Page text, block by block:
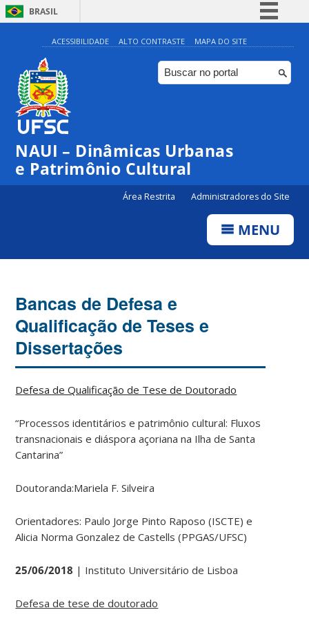
BRASIL
Simplifique!
Comunica BR
Participe
Canais
ACESSIBILIDADE ALTO CONTRASTE MAPA DO SITE
NAUI – Dinâmicas Urbanas
e Patrimônio Cultural
Área Restrita Administradores do Site
MENU
Bancas de Defesa e
Qualificação de Teses e
Dissertações
Defesa de Qualificação de Tese de Doutorado
“Processos identitários e patrimônio cultural: Fluxos
transnacionais e diáspora açoriana na Ilha de Santa
Cantarina”
Doutoranda:Mariela F. Silveira
Orientadores: Paulo Jorge Pinto Raposo (ISCTE) e
Alicia Norma Gonzalez de Castells (PPGAS/UFSC)
25/06/2018 | Instituto Universitário de Lisboa
Defesa de tese de doutorado